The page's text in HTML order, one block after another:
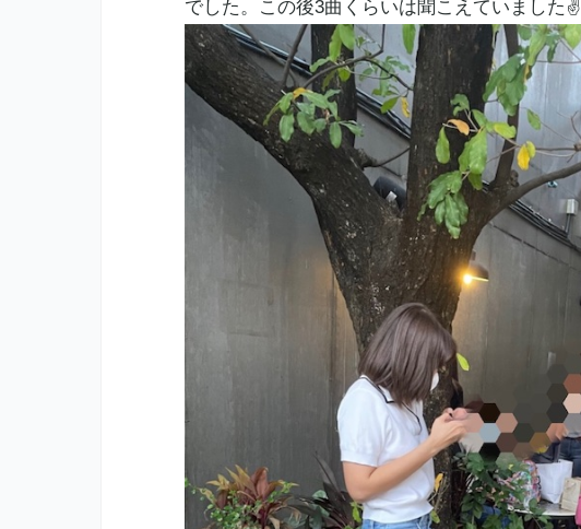
でした。この後3曲くらいは聞こえていました✌️